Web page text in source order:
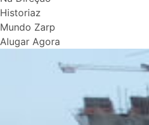
Historiaz
Mundo Zarp
Alugar Agora